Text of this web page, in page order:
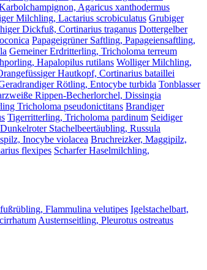
Agaricus xanthodermus
Milchling, Lactarius scrobiculatus Grubiger
Dickfuß, Cortinarius traganus Dottergelber
Papageigrüner Saftling, Papageiensaftling,
Gemeiner Erdritterling, Tricholoma terreum
Hapalopilus rutilans Wolliger Milchling,
Hautkopf, Cortinarius bataillei
Rötling, Entocybe turbida Tonblasser
Rippen-Becherlorchel, Dissingia
Tricholoma pseudonictitans Brandiger
Tigerritterling, Tricholoma pardinum Seidiger
Dunkelroter Stachelbeertäubling, Russula
Inocybe violacea Bruchreizker, Maggipilz,
flexipes Scharfer Haselmilchling,
Flammulina velutipes Igelstachelbart,
Austernseitling, Pleurotus ostreatus